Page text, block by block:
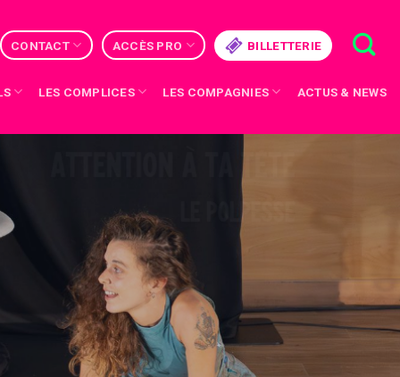
CONTACT ACCÈS PRO BILLETTERIE
LES COMPLICES LES COMPAGNIES ACTUS & NEWS
// TERMINÉ //
ATTENTION À TA TÊTE
LE POLPESSE